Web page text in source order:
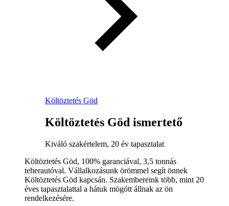
Költöztetés Göd
Költöztetés Göd ismertető
Kiváló szakértelem, 20 év tapasztalat
Költöztetés Göd, 100% garanciával, 3,5 tonnás
teherautóval. Vállalkozásunk örömmel segít önnek
Költöztetés Göd kapcsán. Szakembereink több, mint 20
éves tapasztalattal a hátuk mögött állnak az ön
rendelkezésére.